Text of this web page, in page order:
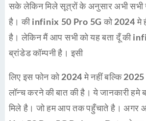
सके लेकिन मिले सूत्रों के अनुसार अभी सभी
है। कीinfinix 50 Pro 5Gको2024मे
है। लेकिन मैं आप सभी को यह बता दूँ की
ब्रांडेड कॉम्पनी है। इसी
लिए इस फोन को2024मे नहीं बल्कि2025
लॉन्च करने की बात की है। ये जानकारी
मिले है। जो हम आप तक पहुँचाते है। अगर